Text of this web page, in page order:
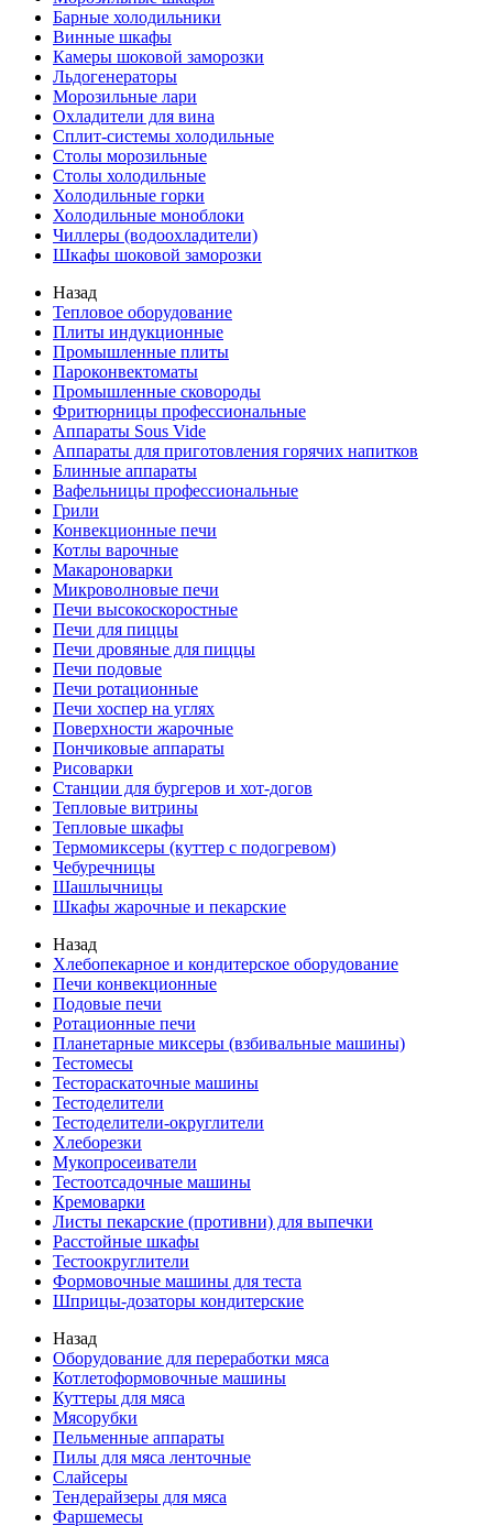
Барные холодильники
Винные шкафы
Камеры шоковой заморозки
Льдогенераторы
Морозильные лари
Охладители для вина
Сплит-системы холодильные
Столы морозильные
Столы холодильные
Холодильные горки
Холодильные моноблоки
Чиллеры (водоохладители)
Шкафы шоковой заморозки
Назад
Тепловое оборудование
Плиты индукционные
Промышленные плиты
Пароконвектоматы
Промышленные сковороды
Фритюрницы профессиональные
Аппараты Sous Vide
Аппараты для приготовления горячих напитков
Блинные аппараты
Вафельницы профессиональные
Грили
Конвекционные печи
Котлы варочные
Макароноварки
Микроволновые печи
Печи высокоскоростные
Печи для пиццы
Печи дровяные для пиццы
Печи подовые
Печи ротационные
Печи хоспер на углях
Поверхности жарочные
Пончиковые аппараты
Рисоварки
Станции для бургеров и хот-догов
Тепловые витрины
Тепловые шкафы
Термомиксеры (куттер с подогревом)
Чебуречницы
Шашлычницы
Шкафы жарочные и пекарские
Назад
Хлебопекарное и кондитерское оборудование
Печи конвекционные
Подовые печи
Ротационные печи
Планетарные миксеры (взбивальные машины)
Тестомесы
Тестораскаточные машины
Тестоделители
Тестоделители-округлители
Хлеборезки
Мукопросеиватели
Тестоотсадочные машины
Кремоварки
Листы пекарские (противни) для выпечки
Расстойные шкафы
Тестоокруглители
Формовочные машины для теста
Шприцы-дозаторы кондитерские
Назад
Оборудование для переработки мяса
Котлетоформовочные машины
Куттеры для мяса
Мясорубки
Пельменные аппараты
Пилы для мяса ленточные
Слайсеры
Тендерайзеры для мяса
Фаршемесы